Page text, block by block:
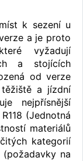
k sezení u
a je proto
vyžadují
a stojících
od verze
a jízdní
nejpřísnější
(Jednotná
materiálů
kategorií
na